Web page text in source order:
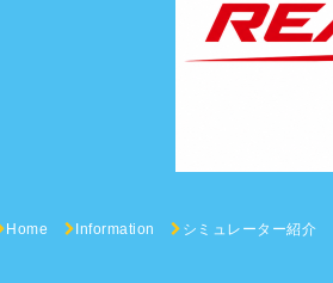
Home Information シミュレーター紹介